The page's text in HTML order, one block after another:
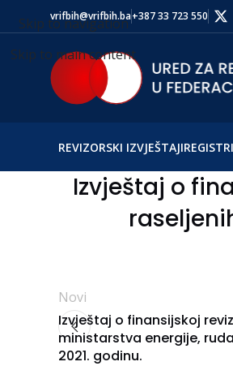
Skip to navigation
Skip to main content
vrifbih@vrifbih.ba+387 33 723 550
REVIZORSKI IZVJEŠTAJI
Izvještaj o
Novi
Izvještaj o finansijskoj
ministarstva energije,
2021. godinu.